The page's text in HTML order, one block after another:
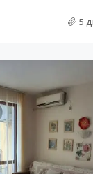
5